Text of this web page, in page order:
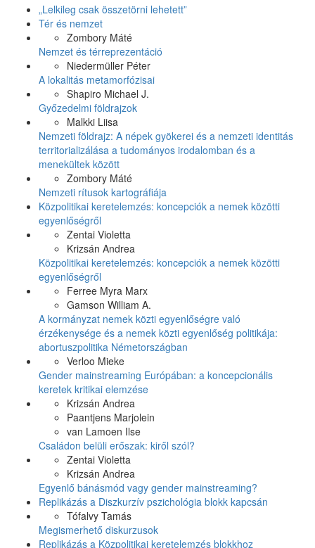
„Lelkileg csak összetörni lehetett”
Tér és nemzet
Zombory Máté
Nemzet és térreprezentáció
Niedermüller Péter
A lokalitás metamorfózisai
Shapiro Michael J.
Győzedelmi földrajzok
Malkki Liisa
Nemzeti földrajz: A népek gyökerei és a nemzeti identitás
territorializálása a tudományos irodalomban és a
menekültek között
Zombory Máté
Nemzeti rítusok kartográfiája
Közpolitikai keretelemzés: koncepciók a nemek közötti
egyenlőségről
Zentai Violetta
Krizsán Andrea
Közpolitikai keretelemzés: koncepciók a nemek közötti
egyenlőségről
Ferree Myra Marx
Gamson William A.
A kormányzat nemek közti egyenlőségre való
érzékenysége és a nemek közti egyenlőség politikája:
abortuszpolitika Németországban
Verloo Mieke
Gender mainstreaming Európában: a koncepcionális
keretek kritikai elemzése
Krizsán Andrea
Paantjens Marjolein
van Lamoen Ilse
Családon belüli erőszak: kiről szól?
Zentai Violetta
Krizsán Andrea
Egyenlő bánásmód vagy gender mainstreaming?
Replikázás a Diszkurzív pszichológia blokk kapcsán
Tófalvy Tamás
Megismerhető diskurzusok
Replikázás a Közpolitikai keretelemzés blokkhoz